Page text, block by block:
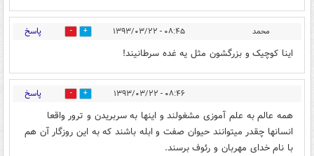
محمد ۰۸:۴۵ - ۱۳۹۳/۰۳/۲۲ 0 پاسخ
اینا کوچیک و بزرگشون مثل یه غده سرطانیند!
۰۸:۴۶ - ۱۳۹۳/۰۳/۲۲ 0 پاسخ
همه عالم به علم آموزی مشغولند و اینها به سربریدن و ترور واقعا
انسانها چقدر میتوانند حیوان صفت و ابله باشند که به این روزگار آن هم
با نام خدای مهربان و رئوف برسند.